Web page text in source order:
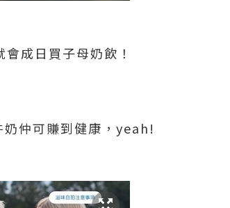
成日買子母奶飲！
奶仲可賺到健康，yeah!